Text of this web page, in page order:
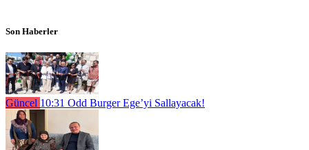
Son Haberler
Güncel 10:31 Odd Burger Ege’yi Sallayacak!